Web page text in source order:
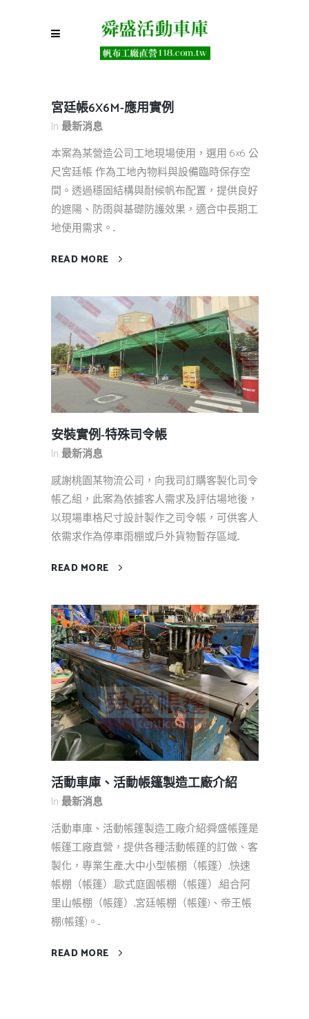
宮廷帳6X6M-應用實例
In 最新消息
本案為某營造公司工地現場使用，選用 6×6 公
尺宮廷帳 作為工地內物料與設備臨時保存空
間。透過穩固結構與耐候帆布配置，提供良好
的遮陽、防雨與基礎防護效果，適合中長期工
地使用需求。...
READ MORE
安裝實例-特殊司令帳
In 最新消息
感謝桃園某物流公司，向我司訂購客製化司令
帳乙組，此案為依據客人需求及評估場地後，
以現場車格尺寸設計製作之司令帳，可供客人
依需求作為停車雨棚或戶外貨物暫存區域...
READ MORE
活動車庫、活動帳篷製造工廠介紹
In 最新消息
活動車庫、活動帳篷製造工廠介紹:舜盛帳篷是
帳篷工廠直營，提供各種活動帳篷的訂做、客
製化，專業生產,大中小型帳棚（帳篷）,快速
帳棚（帳篷）,歐式庭園帳棚（帳篷）,組合阿
里山帳棚（帳篷）,宮廷帳棚（帳篷)、帝王帳
棚(帳篷)。...
READ MORE